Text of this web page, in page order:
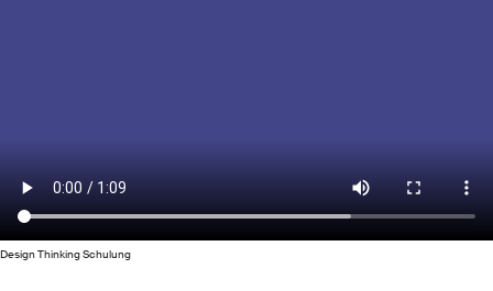
Design Thinking Schulung